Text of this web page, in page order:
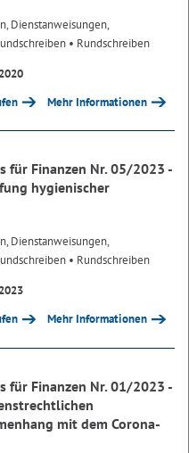
Dienstanweisungen,
• Rundschreiben
Mehr Informationen
für Finanzen Nr. 05/2023 -
hygienischer
Dienstanweisungen,
• Rundschreiben
Mehr Informationen
für Finanzen Nr. 01/2023 -
mit dem Corona-